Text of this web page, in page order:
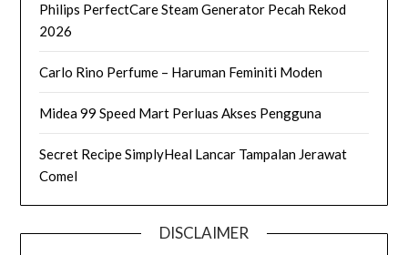
Philips PerfectCare Steam Generator Pecah Rekod
2026
Carlo Rino Perfume – Haruman Feminiti Moden
Midea 99 Speed Mart Perluas Akses Pengguna
Secret Recipe SimplyHeal Lancar Tampalan Jerawat
Comel
DISCLAIMER